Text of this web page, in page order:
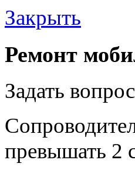
Закрыть
Ремонт
Задать
превышать 2